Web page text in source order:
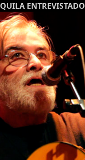
QUILA ENTREVISTADO